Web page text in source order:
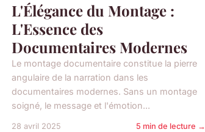
L'Élégance du Montage :
L'Essence des
Documentaires Modernes
Le montage documentaire constitue la pierre
angulaire de la narration dans les
documentaires modernes. Sans un montage
soigné, le message et l'émotion...
28 avril 2025 5 min de lecture →